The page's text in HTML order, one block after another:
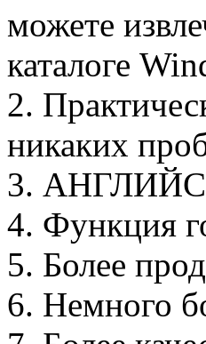
можете
каталоге
2.
никаких
3.
4. Функция
5. Более
6. Немного